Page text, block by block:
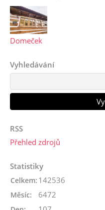
Domeček
Vyhledávání
RSS
Přehled zdrojů
Statistiky
Celkem: 142536
Měsíc: 6472